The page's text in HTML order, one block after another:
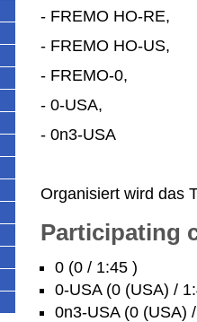
- FREMO HO-RE,
- FREMO HO-US,
- FREMO-0,
- 0-USA,
- 0n3-USA
Organisiert wird das
Participating
0 (0 / 1:45 )
0-USA (0 (USA) /
0n3-USA (0 (USA)